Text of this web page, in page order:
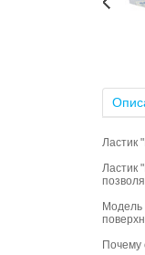
Ластик
Ластик
Модель
Почему